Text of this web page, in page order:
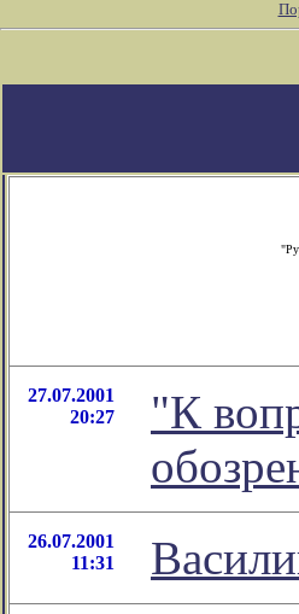
27.07.2001
20:27
"К
26.07.2001
11:31